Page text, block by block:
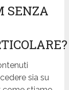
SENZA
sia su